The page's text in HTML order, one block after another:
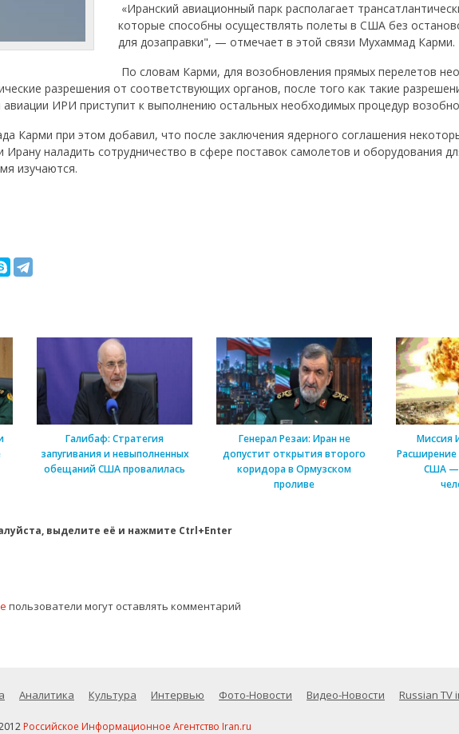
«Иранский авиационный парк располагает
которые способны осуществлять полеты в США без
для дозаправки", — отмечает в этой связи Мухаммад Карми.
По словам Карми, для возобновления прямых перелетов
разрешения от соответствующих органов, после того как такие
авиации ИРИ приступит к выполнению остальных необходимых процедур
Карми при этом добавил, что после заключения ядерного соглашения
наладить сотрудничество в сфере поставок самолетов и оборудования
изучаются.
Галибаф: Стратегия
запугивания и невыполненных
обещаний США провалилась
Генерал Резаи: Иран не
допустит открытия второго
коридора в Ормузском
проливе
Миссия
Расширение
США —
выделите её и нажмите Ctrl+Enter
пользователи могут оставлять комментарий
Аналитика Культура Интервью Фото-Новости Видео-Новости Russian TV
Российское Информационное Агентство Iran.ru